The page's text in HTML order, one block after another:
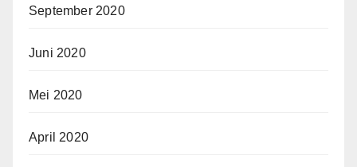
September 2020
Juni 2020
Mei 2020
April 2020